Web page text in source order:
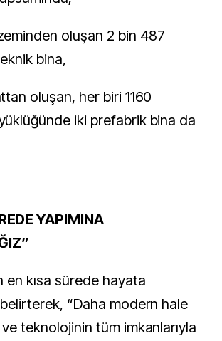
oluşan 2 bin 487
bina,
oluşan, her biri 1160
iki prefabrik bina da
YAPIMINA
en kısa sürede hayata
“Daha modern hale
teknolojinin tüm imkanlarıyla